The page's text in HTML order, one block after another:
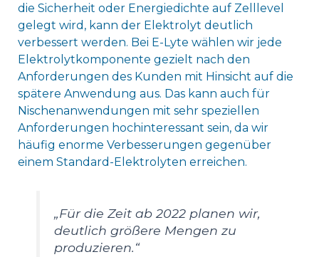
die Sicherheit oder Energiedichte auf Zelllevel
gelegt wird, kann der Elektrolyt deutlich
verbessert werden. Bei E-Lyte wählen wir jede
Elektrolytkomponente gezielt nach den
Anforderungen des Kunden mit Hinsicht auf die
spätere Anwendung aus. Das kann auch für
Nischenanwendungen mit sehr speziellen
Anforderungen hochinteressant sein, da wir
häufig enorme Verbesserungen gegenüber
einem Standard-Elektrolyten erreichen.
„Für die Zeit ab 2022 planen wir,
deutlich größere Mengen zu
produzieren.“